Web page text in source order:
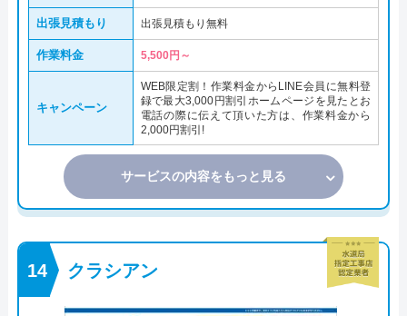
出張見積もり 出張見積もり無料
作業料金 5,500円～
キャンペーン
WEB限定割！作業料金からLINE会員に無料登
録で最大3,000円割引ホームページを見たとお
電話の際に伝えて頂いた方は、作業料金から
2,000円割引!
サービスの内容をもっと見る
クラシアン